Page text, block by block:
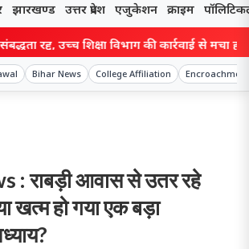
झारखण्ड उत्तर प्रदेश एजुकेशन क्राइम
उच्च शिक्षा विभाग की कार्रवाई से मचा हड़कंप;
Bihar News College Affiliation
: राबड़ी आवास से उतर रहे
खत्म हो गया एक बड़ा